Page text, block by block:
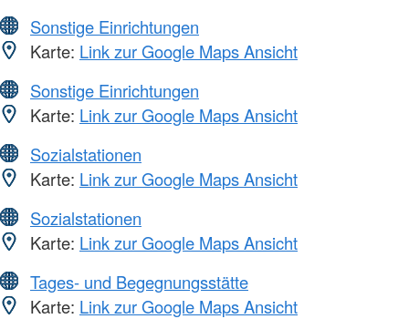
Sonstige Einrichtungen
Karte: Link zur Google Maps Ansicht
Sonstige Einrichtungen
Karte: Link zur Google Maps Ansicht
Sozialstationen
Karte: Link zur Google Maps Ansicht
Sozialstationen
Karte: Link zur Google Maps Ansicht
Tages- und Begegnungsstätte
Karte: Link zur Google Maps Ansicht